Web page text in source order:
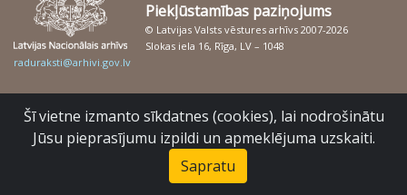
Piekļūstamības paziņojums
© Latvijas Valsts vēstures arhīvs 2007-2026
Slokas iela 16, Rīga, LV – 1048
raduraksti@arhivi.gov.lv
Šī vietne izmanto sīkdatnes (cookies), lai nodrošinātu
Jūsu pieprasījumu izpildi un apmeklējuma uzskaiti.
Sapratu